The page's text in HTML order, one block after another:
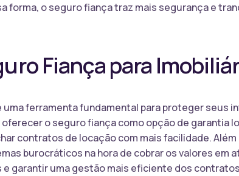
forma, o seguro fiança traz mais segurança e
Fiança para
uma ferramenta fundamental para proteger seus
o seguro fiança como opção de garantia
contratos de locação com mais facilidade.
burocráticos na hora de cobrar os valores em
garantir uma gestão mais eficiente dos